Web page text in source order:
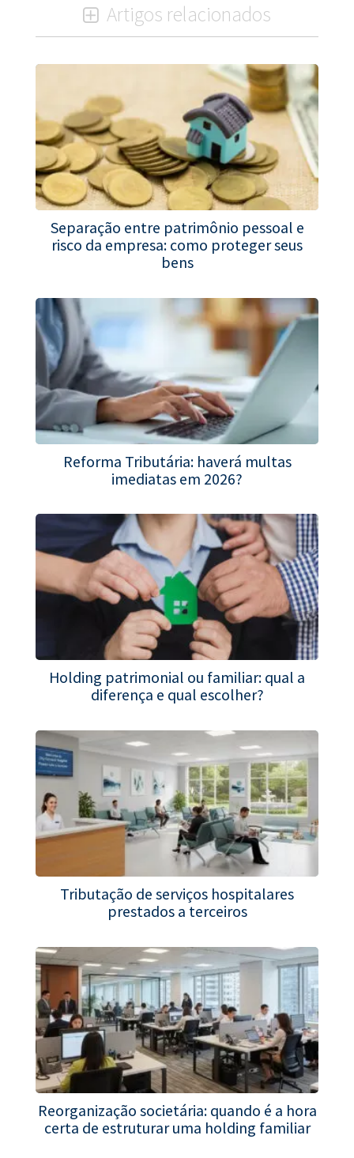
Artigos relacionados
Separação entre patrimônio pessoal e
risco da empresa: como proteger seus
bens
Reforma Tributária: haverá multas
imediatas em 2026?
Holding patrimonial ou familiar: qual a
diferença e qual escolher?
Tributação de serviços hospitalares
prestados a terceiros
Reorganização societária: quando é a hora
certa de estruturar uma holding familiar